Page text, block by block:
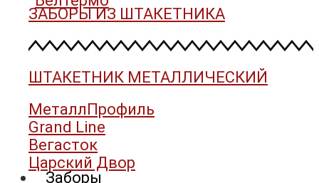
Заборы
ЗАБОРЫ ИЗ ШТАКЕТНИКА
ШТАКЕТНИК МЕТАЛЛИЧЕСКИЙ
МеталлПрофиль
Grand Line
Вегасток
Царский Двор